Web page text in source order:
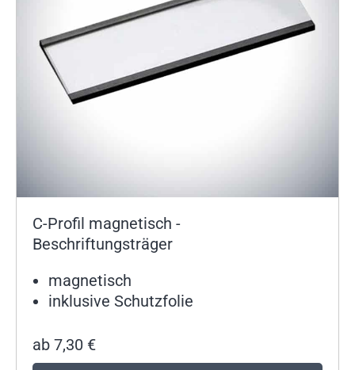
C-Profil magnetisch -
Beschriftungsträger
magnetisch
inklusive Schutzfolie
ab 7,30 €